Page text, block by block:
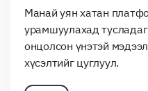
Манай уян хатан
урамшуулахад
онцолсон үнэтэй
хүсэлтийг цуглуул.